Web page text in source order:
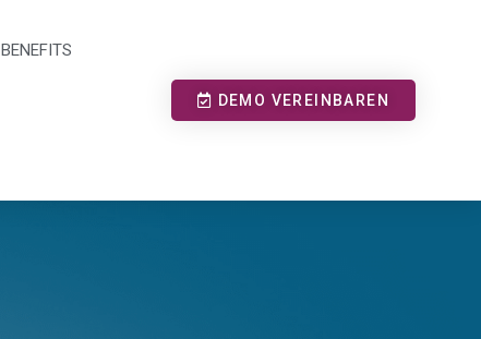
BENEFITS
DEMO VEREINBAREN